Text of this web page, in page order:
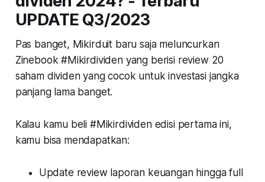
UPDATE Q3/2023
Pas banget, Mikirduit baru saja meluncurkan
Zinebook #Mikirdividen yang berisi review 20
saham dividen yang cocok untuk investasi jangka
panjang lama banget.
Kalau kamu beli #Mikirdividen edisi pertama ini,
kamu bisa mendapatkan:
Update review laporan keuangan hingga full